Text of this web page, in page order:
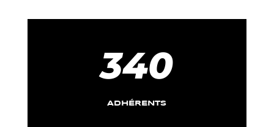
340
ADHÉRENTS